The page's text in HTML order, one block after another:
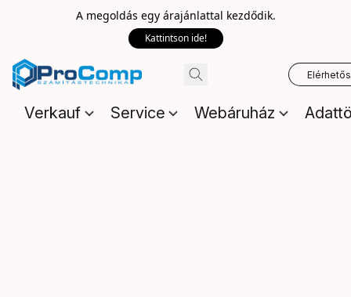
A megoldás egy árajánlattal kezdődik.
Kattintson ide!
Verkauf Service Webáruház